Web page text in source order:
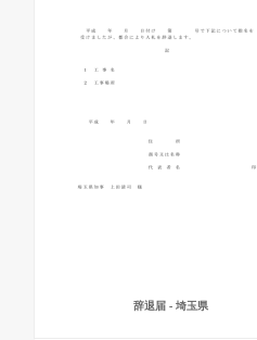
辞退届 - 埼玉県